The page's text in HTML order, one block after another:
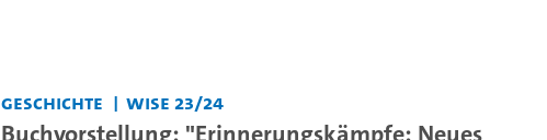
Geschichte WiSe 23/24
Buchvorstellung: "Erinnerungskämpfe: Neues